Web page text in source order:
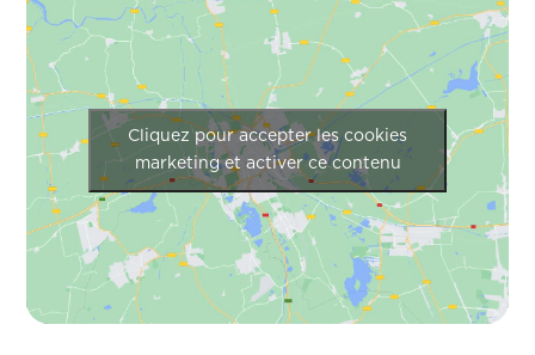
Cliquez pour accepter les cookies
marketing et activer ce contenu